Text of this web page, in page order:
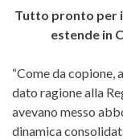
Tutto pronto per
estende in
“Come da copione,
dato ragione alla
avevano messo
dinamica